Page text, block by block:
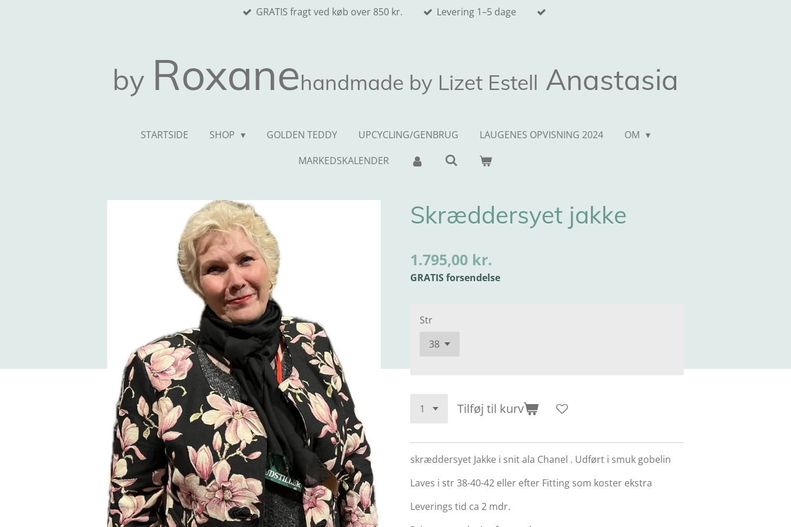
GRATIS fragt ved køb over 850 kr. Levering 1–5 dage
by Roxanehandmade by Lizet Estell Anastasia
STARTSIDE SHOP GOLDEN TEDDY UPCYCLING/GENBRUG LAUGENES OPVISNING 2024
OM
MARKEDSKALENDER
Skræddersyet jakke
1.795,00 kr.
GRATIS forsendelse
Str
Tilføj til kurv
skræddersyet Jakke i snit ala Chanel . Udført i smuk gobelin
Laves i str 38-40-42 eller efter Fitting som koster ekstra
Leverings tid ca 2 mdr.